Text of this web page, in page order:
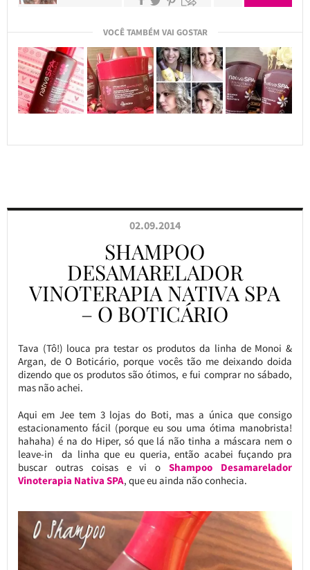
VOCÊ TAMBÉM VAI GOSTAR
02.09.2014
SHAMPOO
DESAMARELADOR
VINOTERAPIA NATIVA SPA
– O BOTICÁRIO
Tava (Tô!) louca pra testar os produtos da linha de Monoi &
Argan, de O Boticário, porque vocês tão me deixando doida
dizendo que os produtos são ótimos, e fui comprar no sábado,
mas não achei.
Aqui em Jee tem 3 lojas do Boti, mas a única que consigo
estacionamento fácil (porque eu sou uma ótima manobrista!
hahaha) é na do Hiper, só que lá não tinha a máscara nem o
leave-in da linha que eu queria, então acabei fuçando pra
buscar outras coisas e vi oShampoo Desamarelador
Vinoterapia Nativa SPA, que eu ainda não conhecia.